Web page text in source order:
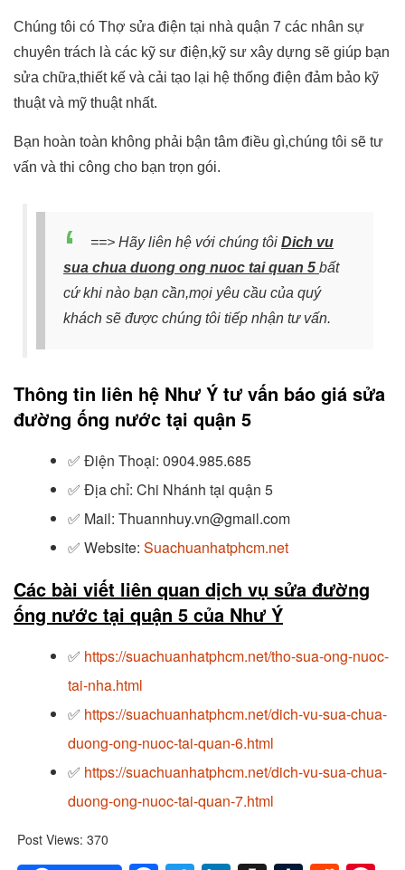
Chúng tôi có Thợ sửa điện tại nhà quận 7 các nhân sự
chuyên trách là các kỹ sư điện,kỹ sư xây dựng sẽ giúp bạn
sửa chữa,thiết kế và cải tạo lại hệ thống điện đảm bảo kỹ
thuật và mỹ thuật nhất.
Bạn hoàn toàn không phải bận tâm điều gì,chúng tôi sẽ tư
vấn và thi công cho bạn trọn gói.
==> Hãy liên hệ với chúng tôi Dich vu
sua chua duong ong nuoc tai quan 5 bất
cứ khi nào bạn cần,mọi yêu cầu của quý
khách sẽ được chúng tôi tiếp nhận tư vấn.
Thông tin liên hệ Như Ý tư vấn báo giá sửa
đường ống nước tại quận 5
✅ Điện Thoại: 0904.985.685
✅ Địa chỉ: Chi Nhánh tại quận 5
✅ Mail: Thuannhuy.vn@gmail.com
✅ Website: Suachuanhatphcm.net
Các bài viết liên quan dịch vụ sửa đường
ống nước tại quận 5 của Như Ý
✅ https://suachuanhatphcm.net/tho-sua-ong-nuoc-
tai-nha.html
✅ https://suachuanhatphcm.net/dich-vu-sua-chua-
duong-ong-nuoc-tai-quan-6.html
✅ https://suachuanhatphcm.net/dich-vu-sua-chua-
duong-ong-nuoc-tai-quan-7.html
Post Views: 370